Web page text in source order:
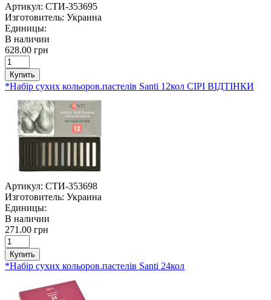
Артикул: СТИ-353695
Изготовитель: Украина
Единицы:
В наличии
628.00 грн
Купить
*Набір сухих кольоров.пастелів Santi 12кол СІРІ ВІДТІНКИ
Артикул: СТИ-353698
Изготовитель: Украина
Единицы:
В наличии
271.00 грн
Купить
*Набір сухих кольоров.пастелів Santi 24кол